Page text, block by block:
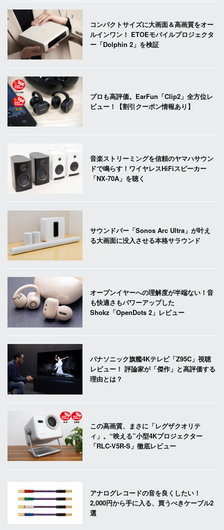
コンパクトサイズに大画面＆高画質をオー
ルインワン！ ETOEモバイルプロジェクタ
ー「Dolphin 2」を検証
プロも高評価。EarFun「Clip2」全方位レ
ビュー！【割引クーポン情報あり】
音楽ストリーミングを信頼のヤマハサウン
ドで鳴らす！ワイヤレスHiFiスピーカー
「NX-70A」を聴く
サウンドバー「Sonos Arc Ultra」が叶え
る大画面に没入させる本格サラウンド
オープンイヤーへの理解度が半端ない！音
も快適さもパワーアップした
Shokz「OpenDots 2」レビュー
パナソニック旗艦4Kテレビ「Z95C」視聴
レビュー！ 評論家が「傑作」と高評価する
理由とは？
この高画質、まさに「レグザクオリテ
ィ」。“映える”小型4Kプロジェクター
「RLC-V5R-S」徹底レビュー
アナログレコードの音を良くしたい！
2,000円から手に入る、買うべきケーブル2
選